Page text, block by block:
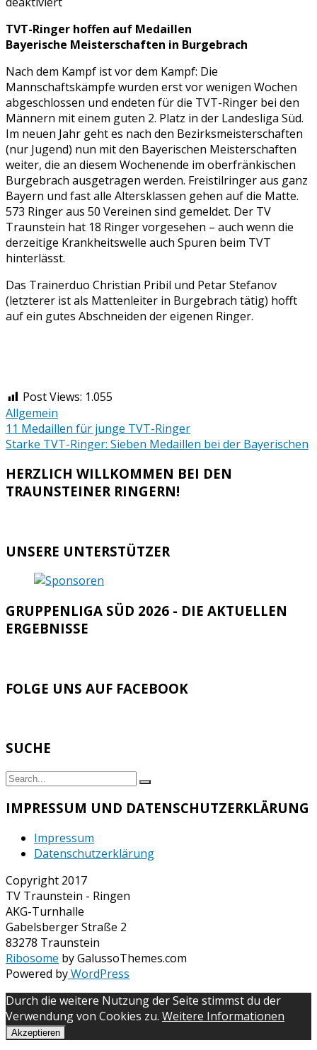
Ringer
hoffen
auf
Medaillen
TVT-Ringer hoffen auf Medaillen
Bayerische Meisterschaften in Burgebrach
Nach dem Kampf ist vor dem Kampf: Die
Mannschaftskämpfe wurden erst vor wenigen Wochen
abgeschlossen und endeten für die TVT-Ringer bei den
Männern mit einem guten 2. Platz in der Landesliga Süd.
Im neuen Jahr geht es nach den Bezirksmeisterschaften
(nur Jugend) nun mit den Bayerischen Meisterschaften
weiter, die an diesem Wochenende im oberfränkischen
Burgebrach ausgetragen werden. Freistilringer aus ganz
Bayern und fast alle Altersklassen gehen auf die Matte.
573 Ringer aus 50 Vereinen sind gemeldet. Der TV
Traunstein hat 18 Ringer vorgesehen – auch wenn die
derzeitige Krankheitswelle auch Spuren beim TVT
hinterlässt.
Das Trainerduo Christian Pribil und Petar Stefanov
(letzterer ist als Mattenleiter in Burgebrach tätig) hofft
auf ein gutes Abschneiden der eigenen Ringer.
Post Views: 1.055
Allgemein
Beitragsnavigation
11 Medaillen für junge TVT-Ringer
Starke TVT-Ringer: Sieben Medaillen bei der Bayerischen
HERZLICH WILLKOMMEN BEI DEN
TRAUNSTEINER RINGERN!
UNSERE UNTERSTÜTZER
GRUPPENLIGA SÜD 2026 - DIE AKTUELLEN
ERGEBNISSE
FOLGE UNS AUF FACEBOOK
SUCHE
Search
Search
IMPRESSUM UND DATENSCHUTZERKLÄRUNG
Impressum
Datenschutzerklärung
Copyright 2017
TV Traunstein - Ringen
AKG-Turnhalle
Gabelsberger Straße 2
83278 Traunstein
Ribosome by GalussoThemes.com
Powered byWordPress
Durch die weitere Nutzung der Seite stimmst du der
Verwendung von Cookies zu. Weitere Informationen
Akzeptieren